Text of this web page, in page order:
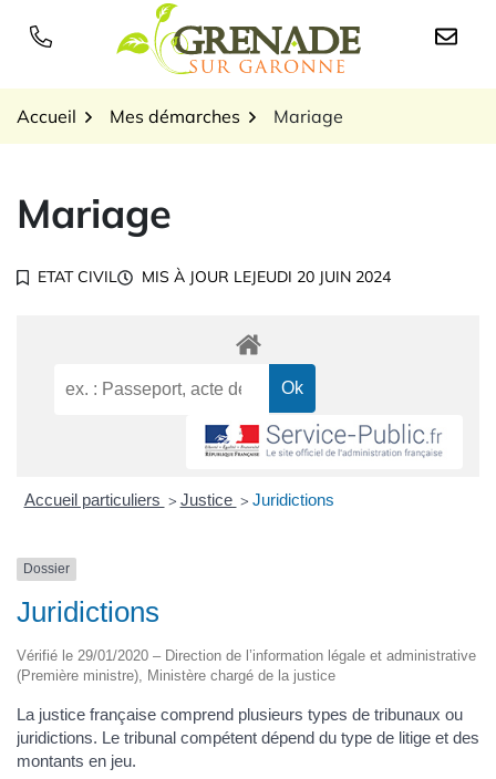
Logo Grenade sur
Accueil Mes démarches Mariage
Mariage
ETAT CIVIL MIS À JOUR LEJEUDI 20 JUIN 2024
Accueil particuliers > Justice > Juridictions
Dossier
Juridictions
Vérifié le 29/01/2020 – Direction de l’information légale et administrative
(Première ministre), Ministère chargé de la justice
La justice française comprend plusieurs types de tribunaux ou
juridictions. Le tribunal compétent dépend du type de litige et des
montants en jeu.